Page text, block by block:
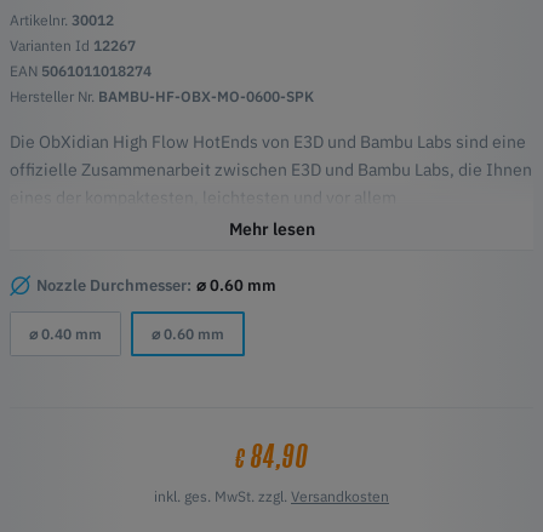
Artikelnr. 30012
Varianten Id 12267
EAN 5061011018274
Hersteller Nr. BAMBU-HF-OBX-MO-0600-SPK
Die ObXidian High Flow HotEnds von E3D und Bambu Labs sind eine
offizielle Zusammenarbeit zwischen E3D und Bambu Labs, die Ihnen
eines der kompaktesten, leichtesten und vor allem
leistungsstärksten HotEnds aller Zeiten bietet.
60 % mehr Durchfluss im Vergleich zum Standard-Bambu-
Heizgerät!
Drop-in Ersatz-HotEnd für Bambu X1 und P1 Serie
Offiziell genehmigtes & lizenziertes Bambu-Produkt
Mehr lesen
Nozzle Durchmesser: ⌀ 0.60 mm
⌀ 0.40 mm ⌀ 0.60 mm
€84,90
inkl. ges. MwSt. zzgl. Versandkosten